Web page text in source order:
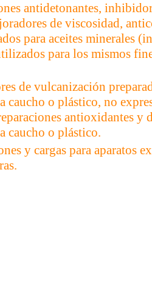
antidetonantes,
de viscosidad,
para aceites minerales
para los mismos
de vulcanización
caucho o plástico, no
antioxidantes y
caucho o plástico.
y cargas para aparatos